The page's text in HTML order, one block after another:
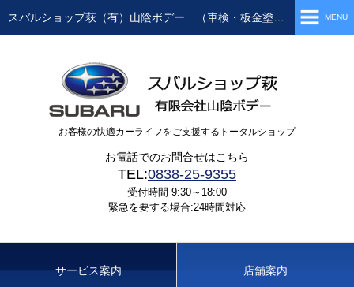
お客様の快適カーライフをご支援するトータルショップ
お電話でのお問合せはこちら
TEL:0838-25-9355
受付時間 9:30～18:00
緊急を要する場合:24時間対応
MENU
店舗案内
サービス案内
ロードサービス
サービス案内 店舗案内